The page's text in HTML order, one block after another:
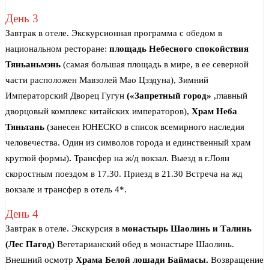
День 3
Завтрак в отеле. Экскурсионная программа с обедом в
национальном ресторане: площадь Небесного спокойствия
Тяньаньмэнь (самая большая площадь в мире, в ее северной
части расположен Мавзолей Мао Цзэдуна), Зимний
Императорский Дворец Гугун («Запретный город» ,главный
дворцовый комплекс китайских императоров), Храм Неба
Тяньтань (занесен ЮНЕСКО в список всемирного наследия
человечества. Один из символов города и единственный храм
круглой формы). Трансфер на ж/д вокзал. Выезд в г.Лоян
скоростным поездом в 17.30. Приезд в 21.30 Встреча на жд
вокзале и трансфер в отель 4*.
День 4
Завтрак в отеле. Экскурсия в монастырь Шаолинь и Талинь
(Лес Пагод) Вегетарианский обед в монастыре Шаолинь.
Внешний осмотр Храма Белой лошади Баймасы. Возвращение